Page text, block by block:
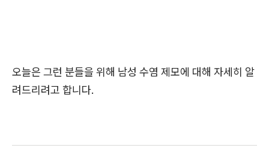
오늘은 그런 분들을 위해 남성 수염 제모에 대해 자세히 알
려드리려고 합니다.